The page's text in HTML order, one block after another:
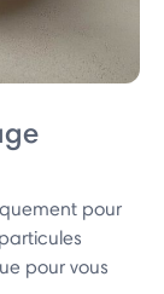
pour
pour vous